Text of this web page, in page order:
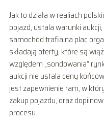
Jak to działa w realiach
pojazd, ustala warunki
samochód trafia na plac
składają oferty, które są
względem „sondowania”
aukcji nie ustala ceny
jest zapewnienie ram, w
zakup pojazdu, oraz
procesu.